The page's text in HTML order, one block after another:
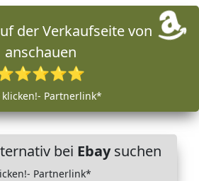
der Verkaufseite von
anschauen
klicken!- Partnerlink*
bei Ebaysuchen
Partnerlink*